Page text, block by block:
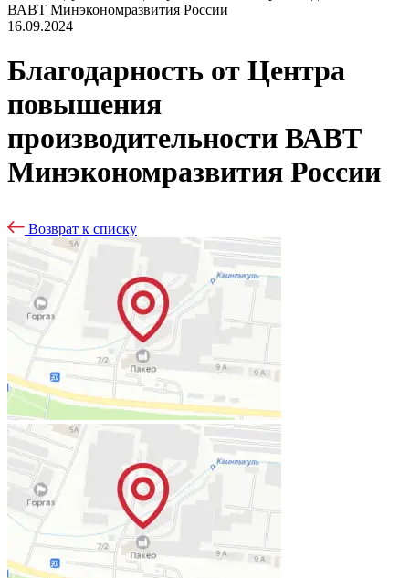
16.09.2024
Благодарность от Центра
повышения
производительности ВАВТ
Минэкономразвития России
Возврат к списку